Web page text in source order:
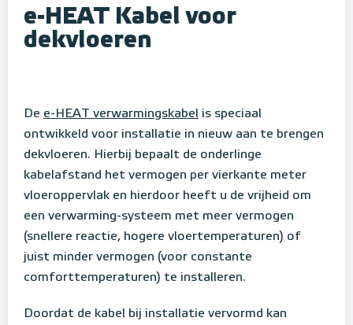
e-HEAT Kabel voor
dekvloeren
De e-HEAT verwarmingskabel is speciaal
ontwikkeld voor installatie in nieuw aan te brengen
dekvloeren. Hierbij bepaalt de onderlinge
kabelafstand het vermogen per vierkante meter
vloeroppervlak en hierdoor heeft u de vrijheid om
een verwarming-systeem met meer vermogen
(snellere reactie, hogere vloertemperaturen) of
juist minder vermogen (voor constante
comforttemperaturen) te installeren.
Doordat de kabel bij installatie vervormd kan